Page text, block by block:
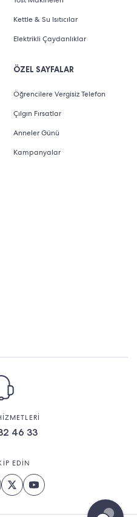
Kettle & Su Isıtıcılar
Elektrikli Çaydanlıklar
ÖZEL SAYFALAR
Öğrencilere Vergisiz Telefon
Çılgın Fırsatlar
Anneler Günü
Kampanyalar
46 33
EDİN